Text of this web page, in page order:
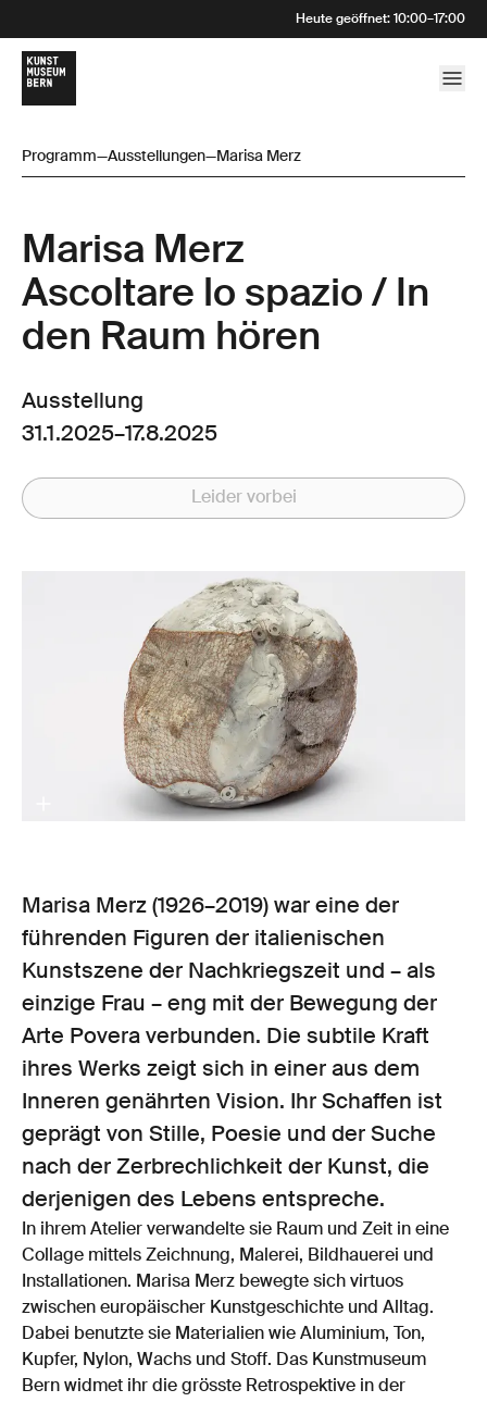
Heute geöffnet: 10:00–17:00
Programm—Ausstellungen—Marisa Merz
Marisa Merz
Ascoltare lo spazio / In
den Raum hören
Ausstellung
31.1.2025–17.8.2025
Leider vorbei
Marisa Merz (1926–2019) war eine der
führenden Figuren der italienischen
Kunstszene der Nachkriegszeit und – als
einzige Frau – eng mit der Bewegung der
Arte Povera verbunden. Die subtile Kraft
ihres Werks zeigt sich in einer aus dem
Inneren genährten Vision. Ihr Schaffen ist
geprägt von Stille, Poesie und der Suche
nach der Zerbrechlichkeit der Kunst, die
derjenigen des Lebens entspreche.
In ihrem Atelier verwandelte sie Raum und Zeit in eine
Collage mittels Zeichnung, Malerei, Bildhauerei und
Installationen. Marisa Merz bewegte sich virtuos
zwischen europäischer Kunstgeschichte und Alltag.
Dabei benutzte sie Materialien wie Aluminium, Ton,
Kupfer, Nylon, Wachs und Stoff. Das Kunstmuseum
Bern widmet ihr die grösste Retrospektive in der